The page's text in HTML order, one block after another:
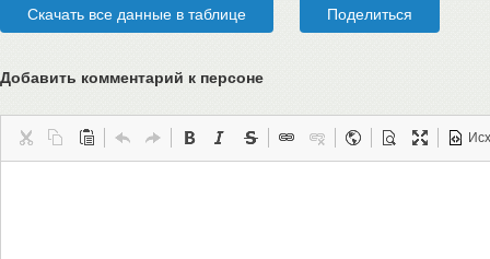
Скачать все данные в таблице Поделиться
Добавить комментарий к персоне